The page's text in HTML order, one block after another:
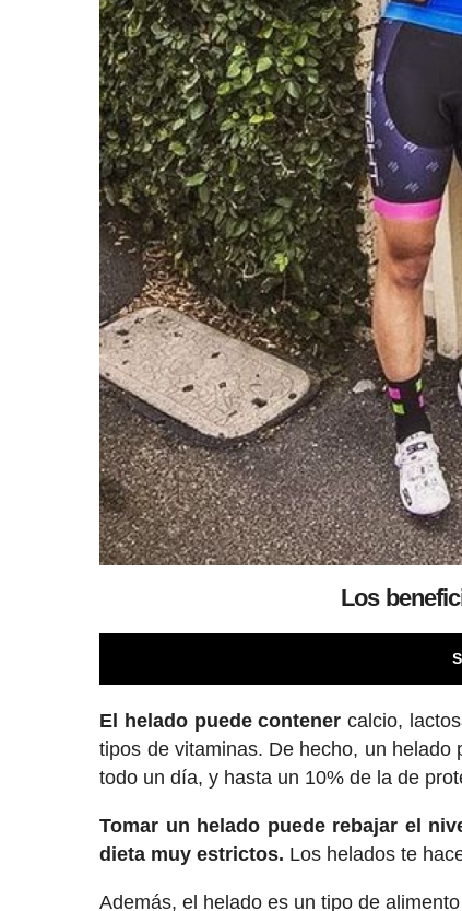
Los
El helado puede contener calcio,
tipos de vitaminas. De hecho, un
todo un día, y hasta un 10% de la de
Tomar un helado puede rebajar el
dieta muy estrictos. Los helados te
Además, el helado es un tipo de